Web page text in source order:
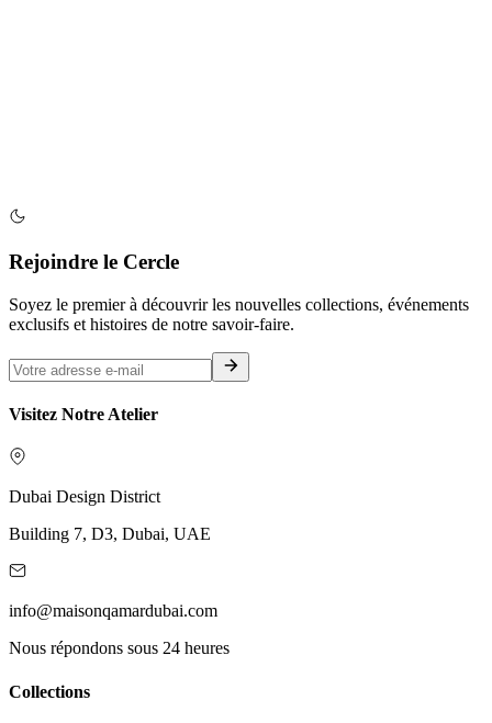
Rejoindre le Cercle
Soyez le premier à découvrir les nouvelles collections, événements
exclusifs et histoires de notre savoir-faire.
Visitez Notre Atelier
Dubai Design District
Building 7, D3, Dubai, UAE
info@maisonqamardubai.com
Nous répondons sous 24 heures
Collections